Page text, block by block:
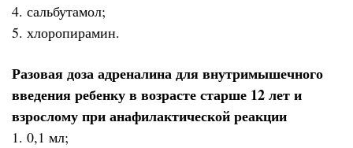
4. сальбутамол;
5. хлоропирамин.
Разовая доза адреналина для внутримышечного
введения ребенку в возрасте старше 12 лет и
взрослому при анафилактической реакции
1. 0,1 мл;